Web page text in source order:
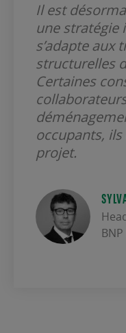
Il est
une stratégie
s’adapte aux
structurelles
Certaines
occupants,
projet.